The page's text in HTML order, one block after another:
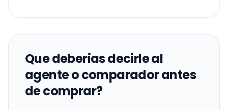
Que deberias decirle al
agente o comparador antes
de comprar?